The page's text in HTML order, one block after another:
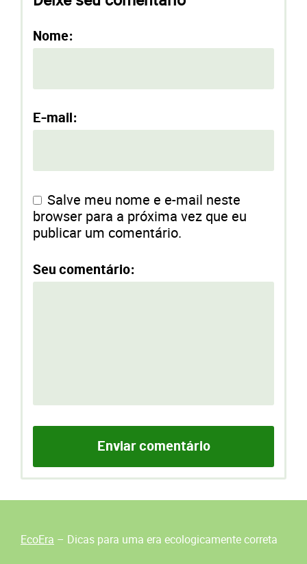
Nome:
E-mail:
Salve meu nome e e-mail neste
browser para a próxima vez que eu
publicar um comentário.
Seu comentário:
EcoEra – Dicas para uma era ecologicamente correta